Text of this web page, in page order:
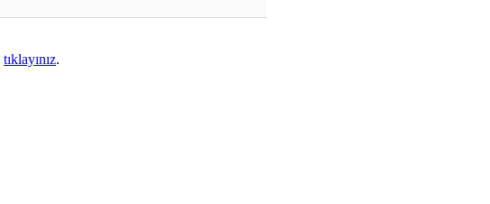
tıklayınız.